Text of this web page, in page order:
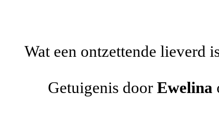
Wat een ontzettende lieverd
Getuigenis door Ewelina